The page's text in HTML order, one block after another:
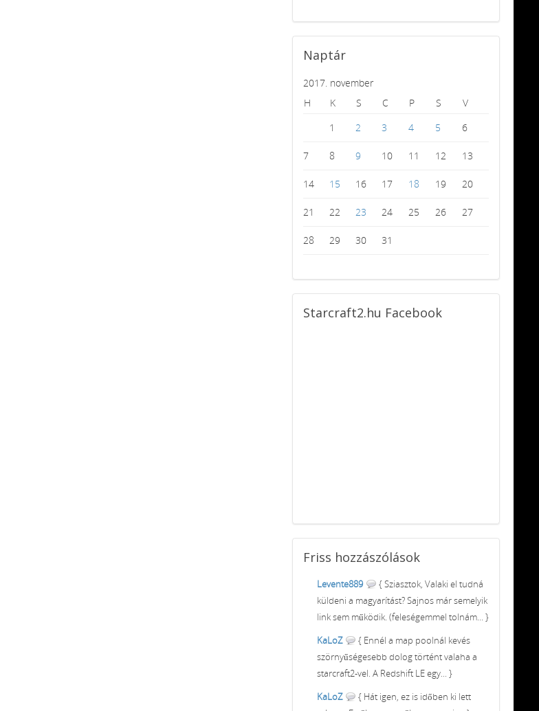
Naptár
2017. november
H
K S C P S
V
1
2 3 4 5 6
7 8 9 10 11 12 13
14 15 16 17 18 19 20
21 22 23 24 25 26 27
28 29 30 31
Starcraft2.hu Facebook
Friss hozzászólások
Levente889
{ Sziasztok, Valaki el tudná
küldeni a magyarítást? Sajnos már semelyik
link sem működik. (feleségemmel tolnám... }
KaLoZ
{ Ennél a map poolnál kevés
szörnyűségesebb dolog történt valaha a
starcraft2-vel. A Redshift LE egy... }
KaLoZ
{ Hát igen, ez is időben ki lett